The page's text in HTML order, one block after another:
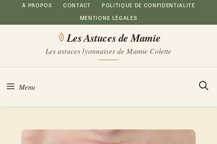
Aller
au
À PROPOS CONTACT POLITIQUE DE CONFIDENTIALITÉ
MENTIONS LÉGALES
Les Astuces de Mamie
Les astuces lyonnaises de Mamie Colette
Menu